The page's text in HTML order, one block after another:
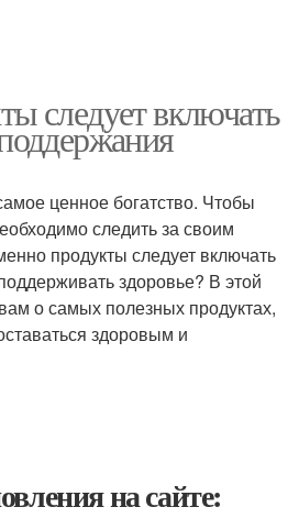
следует включать
ценное богатство. Чтобы
следить за своим
продукты следует включать
здоровье? В этой
о самых полезных продуктах,
здоровым и
на сайте: